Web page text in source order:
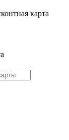
карта